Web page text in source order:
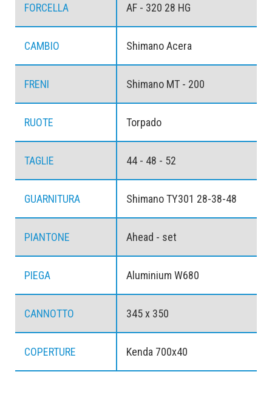
FORCELLA AF - 320 28 HG
CAMBIO Shimano Acera
FRENI Shimano MT - 200
RUOTE Torpado
TAGLIE 44 - 48 - 52
GUARNITURA Shimano TY301 28-38-48
PIANTONE Ahead - set
PIEGA Aluminium W680
CANNOTTO 345 x 350
COPERTURE Kenda 700x40